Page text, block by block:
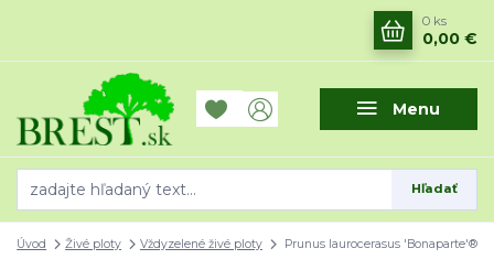
Menu
Hľadať
0 ks
0,00 €
Úvod Živé ploty Vždyzelené živé ploty Prunus laurocerasus 'Bonaparte'®